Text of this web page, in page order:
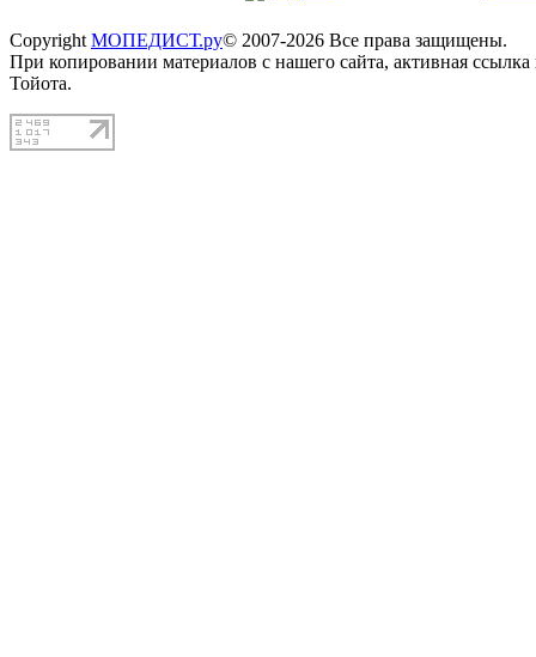
Copyright МОПЕДИСТ.ру© 2007-2026 Все права защищены.
При копировании материалов с нашего сайта, активная
Тойота.